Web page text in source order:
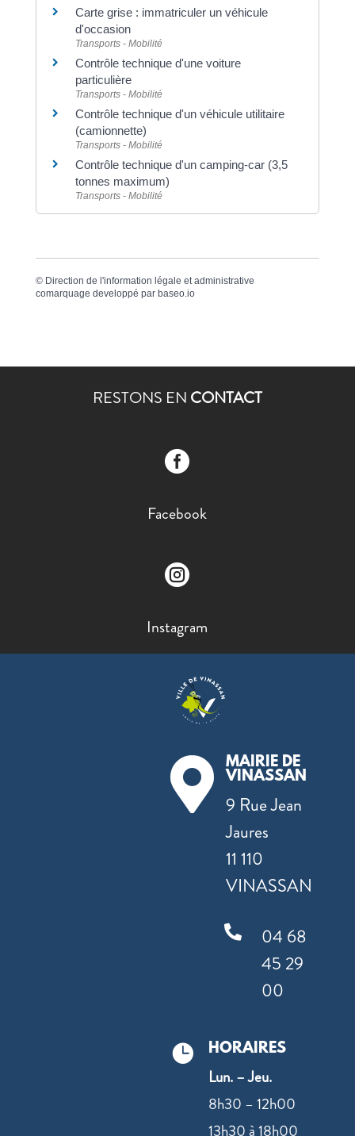
Carte grise : immatriculer un véhicule
d'occasion
Transports - Mobilité
Contrôle technique d'une voiture
particulière
Transports - Mobilité
Contrôle technique d'un véhicule utilitaire
(camionnette)
Transports - Mobilité
Contrôle technique d'un camping-car (3,5
tonnes maximum)
Transports - Mobilité
© Direction de l'information légale et administrative
comarquage developpé par baseo.io
RESTONS EN CONTACT

Facebook

Instagram

MAIRIE DE
VINASSAN
9 Rue Jean
Jaures
11 110
VINASSAN

04 68
45 29
00
 HORAIRES
Lun. – Jeu.
8h30 – 12h00
13h30 à 18h00